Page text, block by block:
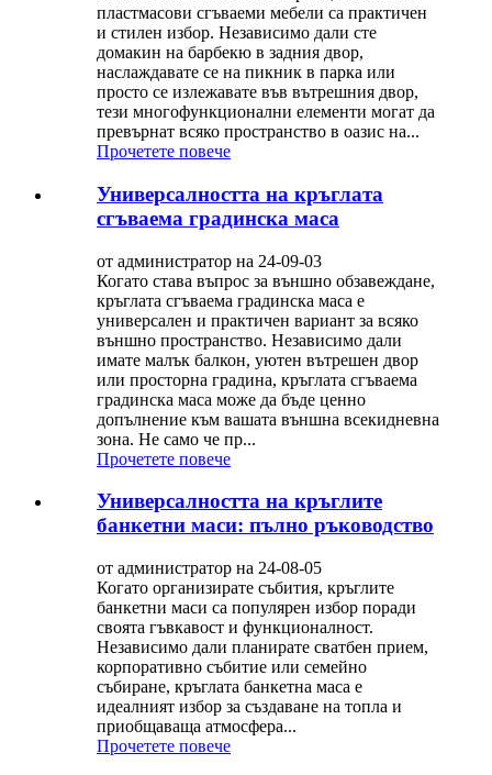
пластмасови сгъваеми мебели са практичен
и стилен избор. Независимо дали сте
домакин на барбекю в задния двор,
наслаждавате се на пикник в парка или
просто се излежавате във вътрешния двор,
тези многофункционални елементи могат да
превърнат всяко пространство в оазис на...
Прочетете повече
Универсалността на кръглата
сгъваема градинска маса
от администратор на 24-09-03
Когато става въпрос за външно обзавеждане,
кръглата сгъваема градинска маса е
универсален и практичен вариант за всяко
външно пространство. Независимо дали
имате малък балкон, уютен вътрешен двор
или просторна градина, кръглата сгъваема
градинска маса може да бъде ценно
допълнение към вашата външна всекидневна
зона. Не само че пр...
Прочетете повече
Универсалността на кръглите
банкетни маси: пълно ръководство
от администратор на 24-08-05
Когато организирате събития, кръглите
банкетни маси са популярен избор поради
своята гъвкавост и функционалност.
Независимо дали планирате сватбен прием,
корпоративно събитие или семейно
събиране, кръглата банкетна маса е
идеалният избор за създаване на топла и
приобщаваща атмосфера...
Прочетете повече